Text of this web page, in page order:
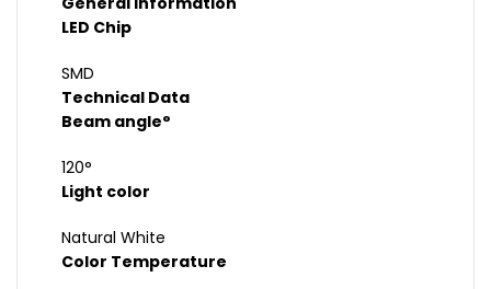
LED Chip
SMD
Technical Data
Beam angle°
120°
Light color
Natural White
Color Temperature